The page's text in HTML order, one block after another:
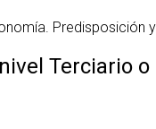
Predisposición
Terciario o